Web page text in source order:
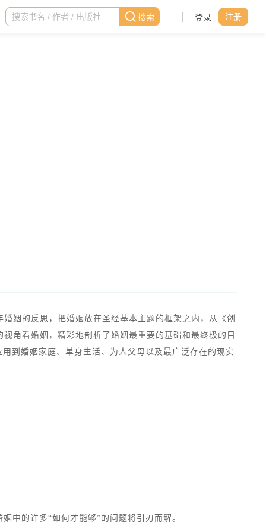
登录 注册
姻的反思，把婚姻放在圣经基本主题的框架之内，从《创
角看婚姻，精彩地剖析了婚姻最重要的基础和最终极的目
到婚姻家庭、单身生活、为人父母以及最广泛存在的现实
中的许多“如何才能够”的问题将引刃而解。